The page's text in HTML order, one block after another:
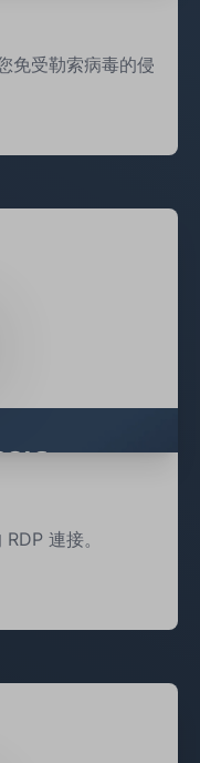
免受勒索病毒的侵
連接。